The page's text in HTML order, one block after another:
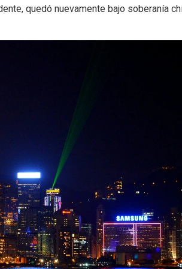
quedó nuevamente bajo soberanía